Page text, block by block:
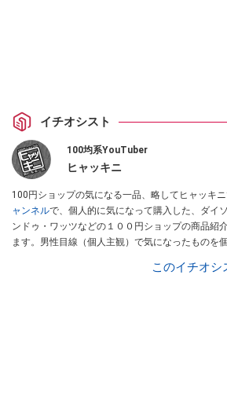
イチオシスト
100均系YouTuber
ヒャッキニ
100円ショップの気になる一品、略してヒャッキニ
ャンネルで、個人的に気になって購入した、ダイ
ンドゥ・ワッツなどの１００円ショップの商品紹
ます。男性目線（個人主観）で気になったものを
このイチオシ